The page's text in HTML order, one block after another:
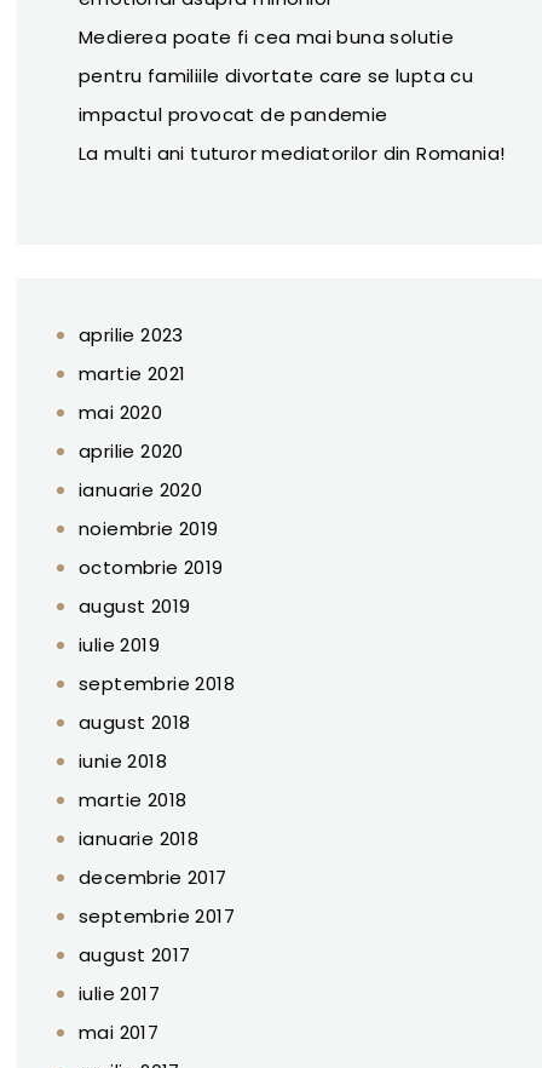
Medierea poate fi cea mai buna solutie
pentru familiile divortate care se lupta cu
impactul provocat de pandemie
La multi ani tuturor mediatorilor din Romania!
aprilie 2023
martie 2021
mai 2020
aprilie 2020
ianuarie 2020
noiembrie 2019
octombrie 2019
august 2019
iulie 2019
septembrie 2018
august 2018
iunie 2018
martie 2018
ianuarie 2018
decembrie 2017
septembrie 2017
august 2017
iulie 2017
mai 2017